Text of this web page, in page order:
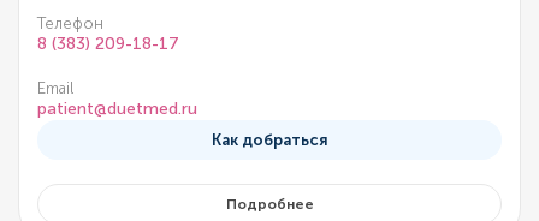
Телефон
8 (383) 209-18-17
Email
patient@duetmed.ru
Как добраться
Подробнее